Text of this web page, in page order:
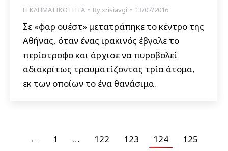
ΕΓΚΛΗΜΑΤΙΚΟΤΗΤΑ Byxrisiavgi 13/07/2016
Σε «φαρ ουέστ» μετατράπηκε το κέντρο της
Αθήνας, όταν ένας ιρακινός έβγαλε το
περίστροφο και άρχισε να πυροβολεί
αδιακρίτως τραυματίζοντας τρία άτομα,
εκ των οποίων το ένα θανάσιμα.
← 1 … 122 123 124
125